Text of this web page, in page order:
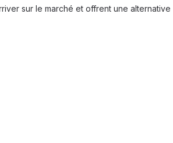
sur le marché et offrent une alternative